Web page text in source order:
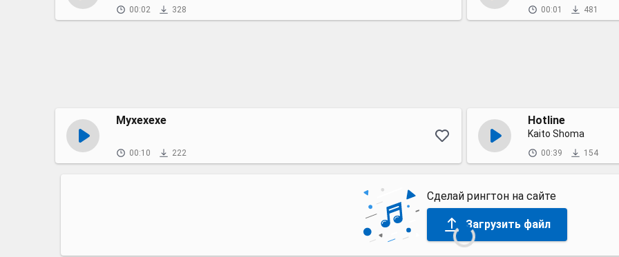
00:02 328 00:01 481
Мухехехе
00:10 222
Hotline
Kaito Shoma
00:39 154
Сделай рингтон на сайте
Загрузить файл